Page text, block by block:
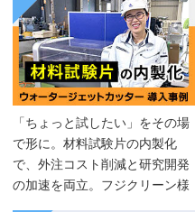
「ちょっと試したい」をその場
で形に。材料試験片の内製化
で、外注コスト削減と研究開発
の加速を両立。フジクリーン様